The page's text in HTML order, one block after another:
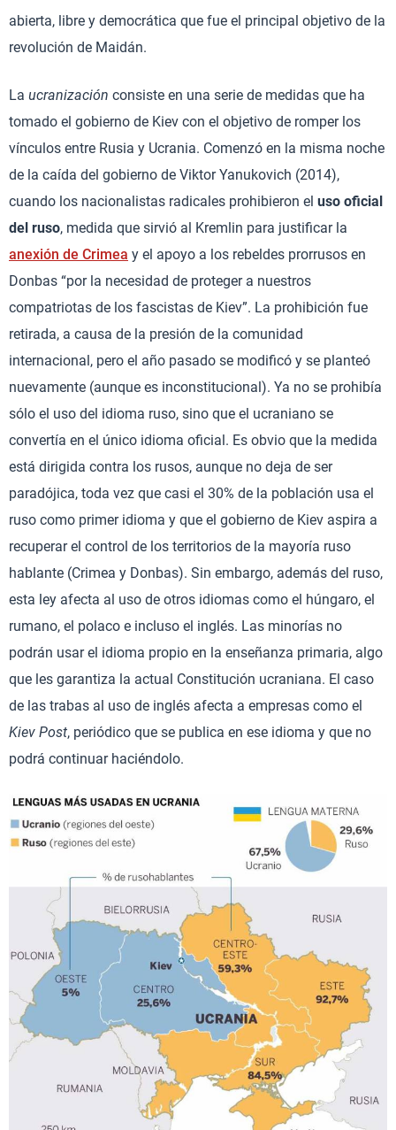
abierta, libre y democrática que fue el principal objetivo de la
revolución de Maidán.
La ucranización consiste en una serie de medidas que ha
tomado el gobierno de Kiev con el objetivo de romper los
vínculos entre Rusia y Ucrania. Comenzó en la misma noche
de la caída del gobierno de Viktor Yanukovich (2014),
cuando los nacionalistas radicales prohibieron el uso oficial
del ruso, medida que sirvió al Kremlin para justificar la
anexión de Crimea y el apoyo a los rebeldes prorrusos en
Donbas “por la necesidad de proteger a nuestros
compatriotas de los fascistas de Kiev”. La prohibición fue
retirada, a causa de la presión de la comunidad
internacional, pero el año pasado se modificó y se planteó
nuevamente (aunque es inconstitucional). Ya no se prohibía
sólo el uso del idioma ruso, sino que el ucraniano se
convertía en el único idioma oficial. Es obvio que la medida
está dirigida contra los rusos, aunque no deja de ser
paradójica, toda vez que casi el 30% de la población usa el
ruso como primer idioma y que el gobierno de Kiev aspira a
recuperar el control de los territorios de la mayoría ruso
hablante (Crimea y Donbas). Sin embargo, además del ruso,
esta ley afecta al uso de otros idiomas como el húngaro, el
rumano, el polaco e incluso el inglés. Las minorías no
podrán usar el idioma propio en la enseñanza primaria, algo
que les garantiza la actual Constitución ucraniana. El caso
de las trabas al uso de inglés afecta a empresas como el
Kiev Post, periódico que se publica en ese idioma y que no
podrá continuar haciéndolo.